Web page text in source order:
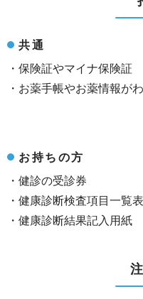
共通
・保険証やマイナ保険証
・お薬手帳やお薬情報が
お持ちの方
・健診の受診券
・健康診断検査項目一覧表
・健康診断結果記入用紙